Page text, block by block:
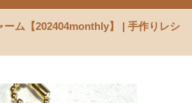
ーム【202404monthly】 | 手作りレシ